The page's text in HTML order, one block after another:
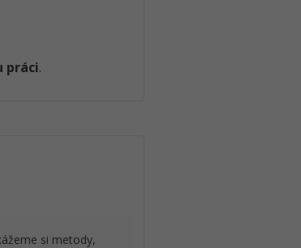
práci.
si metody,